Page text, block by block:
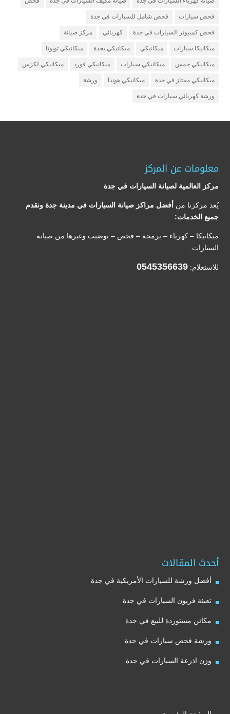
فحص سيارات فحص شامل للسيارات في جدة
فحص كمبيوتر السيارات في جدة كهربائي مركز صيانة
ميكانيكا سيارات ميكانيكي ميكانيكي بجدة ميكانيكي تويوتا
ميكانيكي جمس ميكانيكي سيارات ميكانيكي فورد ميكانيكي لكزس
ميكانيكي ممتاز في جدة ميكانيكي هوندا ورشة
ورشة كهربائي سيارات في جدة
معلومات عن المركز
مركز العالمية لصيانة السيارات في جدة
يُعد مركزنا من أفضل مراكز صيانة السيارات في مدينة جدة ونقدم
جميع الخدمات:
ميكانيكا – كهرباء – برمجة – فحص – توضيب وغيرها من صيانة
السيارات.
للاستعلام: 0545356639
أحدث المقالات
أفضل ورشة للسيارات الأمريكية في جدة
تعبئة فريون السيارات في جدة
مكائن مستوردة للبيع في جدة
ورشة فحص سيارات في جدة
وزن اذرعة السيارات في جدة